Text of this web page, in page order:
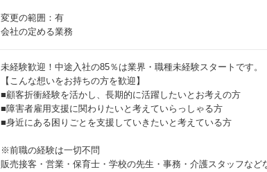
変更の範囲：有
会社の定める業務
未経験歓迎！中途入社の85％は業界・職種未経験スタートです。
【こんな想いをお持ちの方を歓迎】
■顧客折衝経験を活かし、長期的に活躍したいとお考えの方
■障害者雇用支援に関わりたいと考えていらっしゃる方
■身近にある困りごとを支援していきたいと考えている方
※前職の経験は一切不問
販売接客・営業・保育士・学校の先生・事務・介護スタッフな